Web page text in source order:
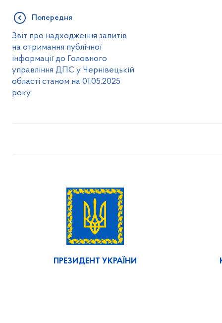
Попередня
Звіт про надходження запитів
на отримання публічної
інформації до Головного
управління ДПС у Чернівецькій
області станом на 01.05.2025
року
ПРЕЗИДЕНТ УКРАЇНИ